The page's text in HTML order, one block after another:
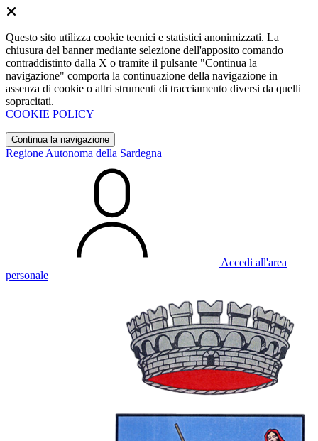
Questo sito utilizza cookie tecnici e statistici anonimizzati. La
chiusura del banner mediante selezione dell'apposito comando
contraddistinto dalla X o tramite il pulsante "Continua la
navigazione" comporta la continuazione della navigazione in
assenza di cookie o altri strumenti di tracciamento diversi da quelli
sopracitati.
COOKIE POLICY
Continua la navigazione
Regione Autonoma della Sardegna
Accedi all'area
personale